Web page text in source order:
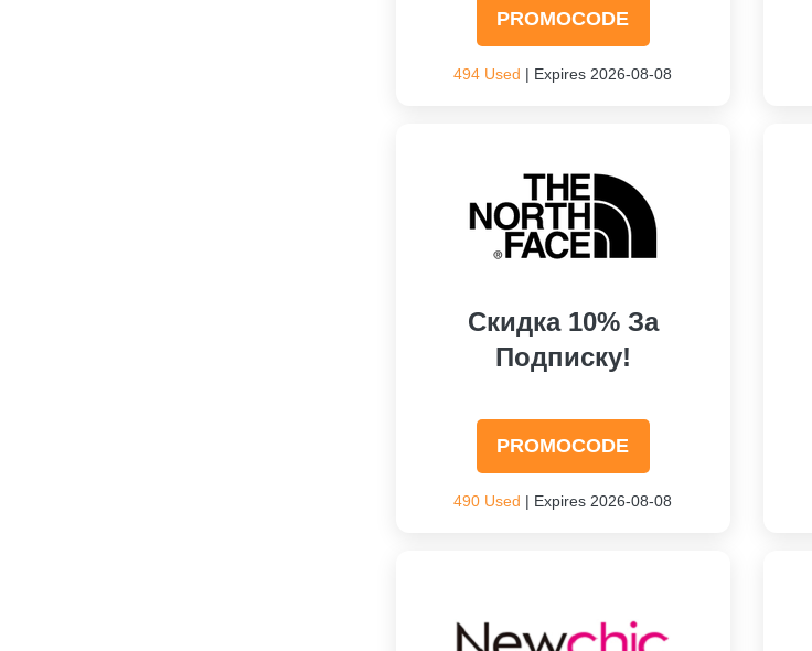
PROMOCODE
494 Used | Expires 2026-08-08
Скидка 10% За
Подписку!
PROMOCODE
490 Used | Expires 2026-08-08